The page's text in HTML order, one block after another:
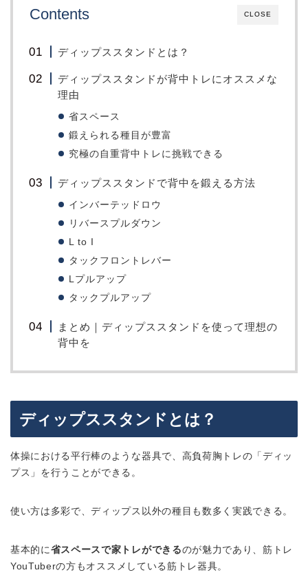
CLOSE
Contents
ディップススタンドとは？
ディップススタンドが背中トレにオススメな
理由
省スペース
鍛えられる種目が豊富
究極の自重背中トレに挑戦できる
ディップススタンドで背中を鍛える方法
インバーテッドロウ
リバースプルダウン
L to I
タックフロントレバー
Lプルアップ
タックプルアップ
まとめ｜ディップススタンドを使って理想の
背中を
ディップススタンドとは？
体操における平行棒のような器具で、高負荷胸トレの「ディッ
プス」を行うことができる。
使い方は多彩で、ディップス以外の種目も数多く実践できる。
基本的に 省スペースで家トレができるのが魅力であり、筋トレ
YouTuberの方もオススメしている筋トレ器具。